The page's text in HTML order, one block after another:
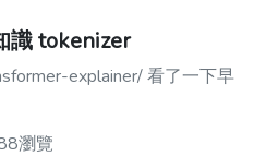
識 tokenizer
explainer/ 看了一下早
tree/main 有關中
瀏覽